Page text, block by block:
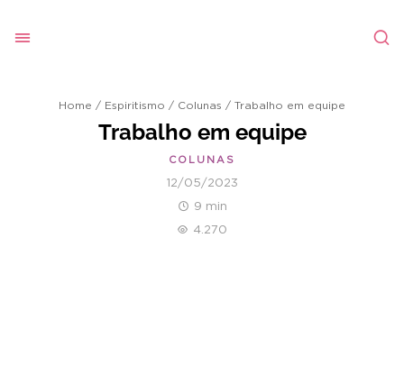
Home / Espiritismo / Colunas / Trabalho em equipe
Trabalho em equipe
COLUNAS
12/05/2023
9 min
4.270